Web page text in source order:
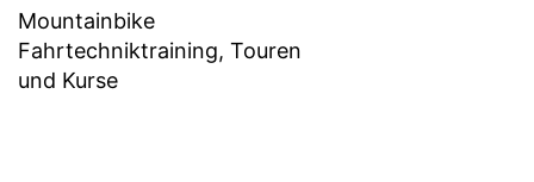
Mountainbike
Fahrtechniktraining, Touren
und Kurse